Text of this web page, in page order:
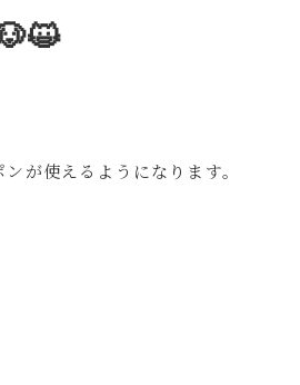
が使えるようになります。